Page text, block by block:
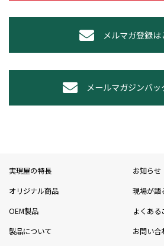
メルマガ登録は
メールマガジンバッ
実現屋の特長
オリジナル商品
OEM製品
製品について
お知らせ
現場が語
よくある
お問い合